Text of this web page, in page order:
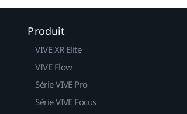
Produit
VIVE XR Elite
VIVE Flow
Série VIVE Pro
Série VIVE Focus